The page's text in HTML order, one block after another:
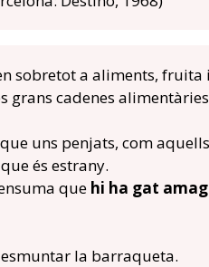
sobretot a aliments, fruita
grans cadenes
uns penjats, com
és estrany.
que hi ha gat
la barraqueta.